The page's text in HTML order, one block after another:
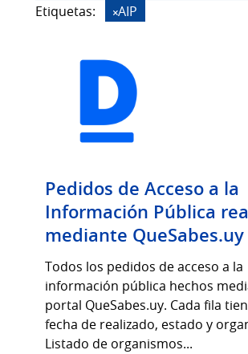
Etiquetas:
AIP
Pedidos de Acceso a la
Información Pública
mediante QueSabes.uy
Todos los pedidos de acceso a la
información pública hechos
portal QueSabes.uy. Cada fila
fecha de realizado, estado y
Listado de organismos...